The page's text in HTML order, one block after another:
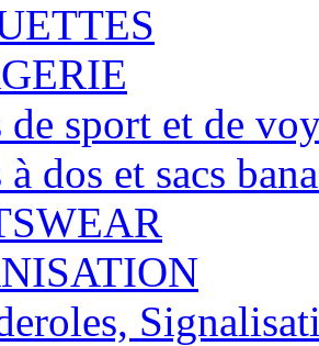
de sport et de
à dos et sacs